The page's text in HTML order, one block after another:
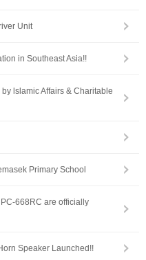
Unit
in Southeast Asia!!
lslamic Affairs & Charitable
Primary School
668RC are officially
Speaker Launched!!